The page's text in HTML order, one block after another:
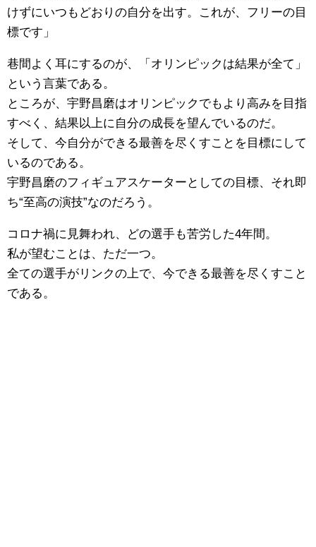
けずにいつもどおりの自分を出す。これが、フリーの目
標です」
巷間よく耳にするのが、「オリンピックは結果が全て」
という言葉である。
ところが、宇野昌磨はオリンピックでもより高みを目指
すべく、結果以上に自分の成長を望んでいるのだ。
そして、今自分ができる最善を尽くすことを目標にして
いるのである。
宇野昌磨のフィギュアスケーターとしての目標、それ即
ち“至高の演技”なのだろう。
コロナ禍に見舞われ、どの選手も苦労した4年間。
私が望むことは、ただ一つ。
全ての選手がリンクの上で、今できる最善を尽くすこと
である。